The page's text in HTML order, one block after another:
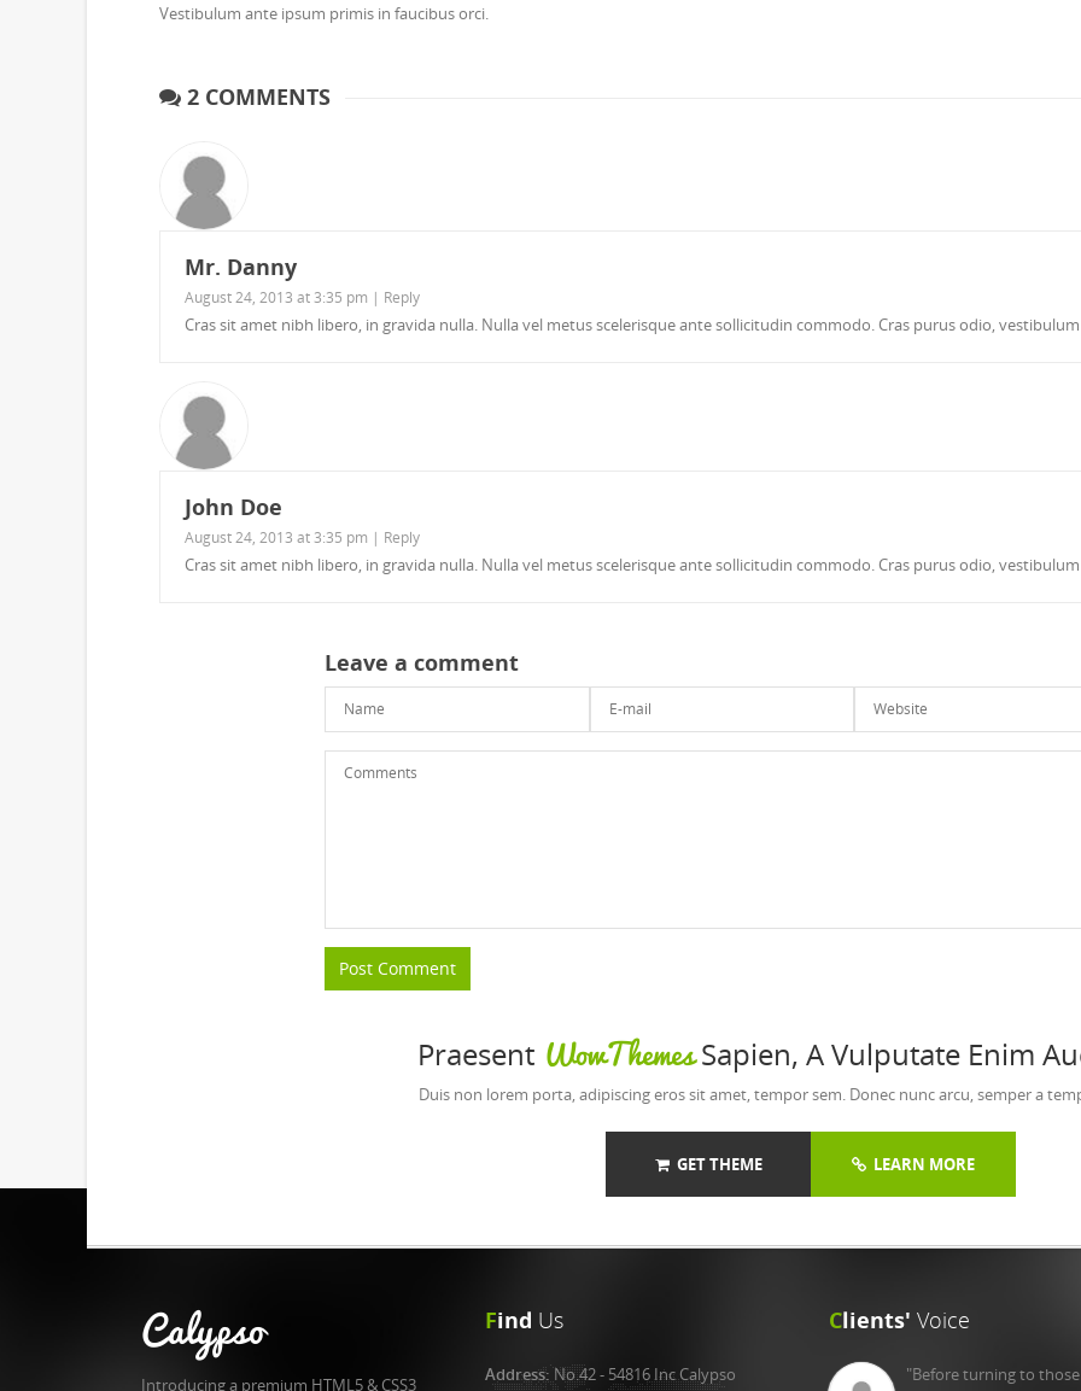
Vestibulum ante ipsum primis in faucibus orci.
2 COMMENTS
Mr. Danny
August 24, 2013 at 3:35 pm | Reply
Cras sit amet nibh libero, in gravida nulla. Nulla vel metus scelerisque ante sollicitudin commodo. Cras purus odio,
John Doe
August 24, 2013 at 3:35 pm | Reply
Cras sit amet nibh libero, in gravida nulla. Nulla vel metus scelerisque ante sollicitudin commodo. Cras purus odio,
Leave a comment
Praesent WowThemesSapien, A Vulputate Enim
Duis non lorem porta, adipiscing eros sit amet, tempor sem. Donec nunc arcu, semper a
GET THEME LEARN MORE
Calypso
Introducing a premium HTML5 & CSS3
Find Us
Address:No.42 - 54816 Inc Calypso
Clients' Voice
"Before turning to